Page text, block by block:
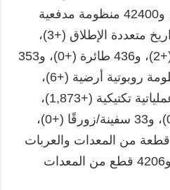
مركبة قتالية مدرعة (+2)، و42400 منظومة مدفعية
(+60)، و1795 راجمة صواريخ متعددة الإطلاق (+3)،
و1388 وسيلة دفاع جوي (+2)، و436 طائرة (+0)، و353
مروحية (+0)، و1432 منظومة روبوتية أرضية (+6)،
و301072 طائرة مسيّرة عملياتية تكتيكية (+1,873)،
و4632 صاروخًا مجنحًا (+0)، و33 سفينة/زورقًا (+0)،
وغواصتين (+0)، و97868 قطعة من المعدات والعربات
وصهاريج الوقود (+268)، و4206 قطع من المعدات